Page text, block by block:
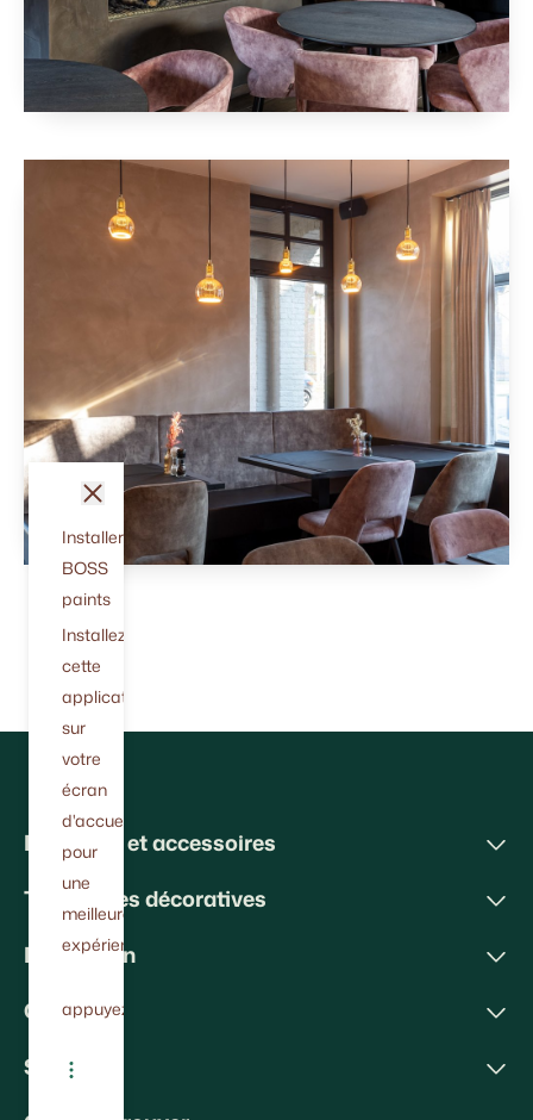
Peintures et accessoires
Techniques décoratives
Inspiration
Conseils
Soutien
Installer
BOSS
paints
Installez
cette
application
sur
votre
écran
d'accueil
pour
une
meilleure
expérience.
appuyez
fermer